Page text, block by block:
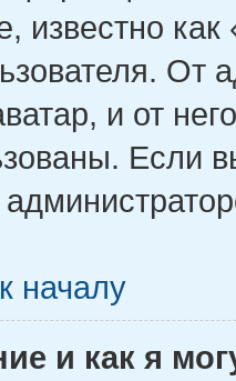
известно
От
и от
Если
началу
и как я